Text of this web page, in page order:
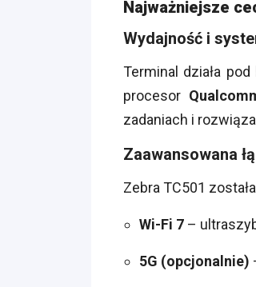
Najważniejsze
Wydajność i
Terminal działa
procesor
zadaniach i
Zaawansowana
Zebra TC501
Wi-Fi 7 –
5G (opcjonalnie)